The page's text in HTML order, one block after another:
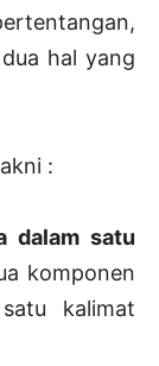
hal yang
:
dalam satu
komponen
kalimat